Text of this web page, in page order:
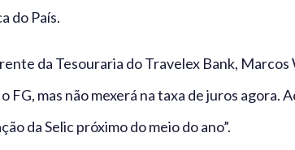
do País.
da Tesouraria do Travelex Bank,
FG, mas não mexerá na taxa de juros agora.
da Selic próximo do meio do ano”.